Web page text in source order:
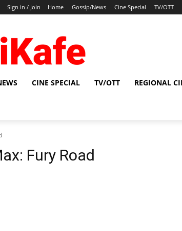
Sign in / Join Home Gossip/News Cine Special TV/OTT
CINE SPECIAL TV/OTT REGIONAL
Fury Road